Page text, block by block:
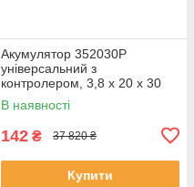
Акумулятор 352030P
універсальний з
контролером, 3,8 х 20 х 30
мм (250 mAh)/ для TWS
навушників, bluetooth
В наявності
142 ₴ 37 820 ₴
Купити